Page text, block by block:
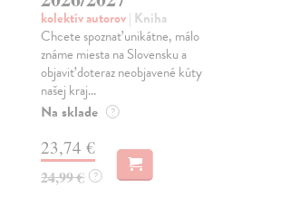
kolektív autorov| Kniha
Chcete spoznať unikátne, málo
známe miesta na Slovensku a
objaviť doteraz neobjavené kúty
našej kraj...
Na sklade ?
23,74 €
24,99 € ?